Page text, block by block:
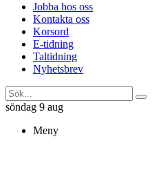
Jobba hos oss
Kontakta oss
Korsord
E-tidning
Taltidning
Nyhetsbrev
söndag 9 aug
Meny